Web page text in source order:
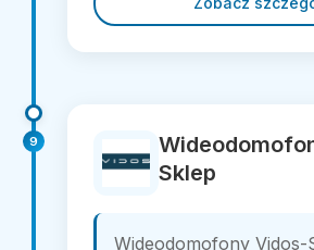
9
Sklep
Wideodomofony Vidos-